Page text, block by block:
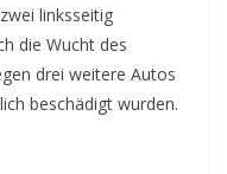
linksseitig
die Wucht des
drei weitere Autos
beschädigt wurden.